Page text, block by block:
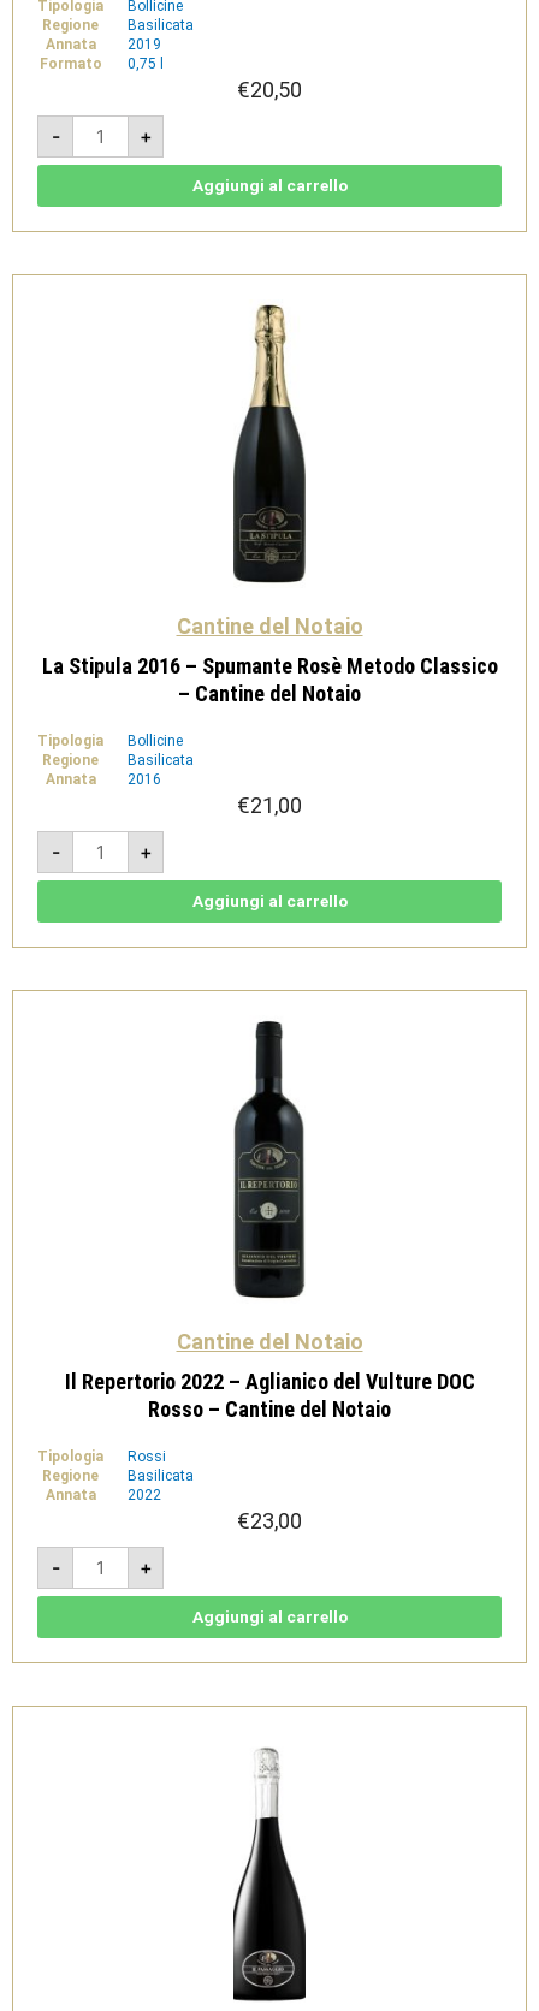
Tipologia
Bollicine
Regione
Basilicata
Annata
2019
Formato
0,75 l
€20,50
-
La
Nota
2019
-
Metodo
Cantine
+
Aggiungi al carrello
Cantine del Notaio
La Stipula 2016 – Spumante Rosè Metodo Classico
– Cantine del Notaio
Tipologia
Bollicine
Regione
Basilicata
Annata
2016
€21,00
-
La
Stipula
2016
-
Classico
del
+
Aggiungi al carrello
Cantine del Notaio
Il Repertorio 2022 – Aglianico del Vulture DOC
Rosso – Cantine del Notaio
Tipologia
Rossi
Regione
Basilicata
Annata
2022
€23,00
-
Il
Repertorio
2022
-
DOC
Cantine
+
Aggiungi al carrello